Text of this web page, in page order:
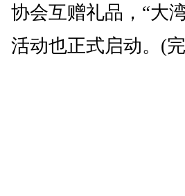
协会互赠礼品，“大
活动也正式启动。(